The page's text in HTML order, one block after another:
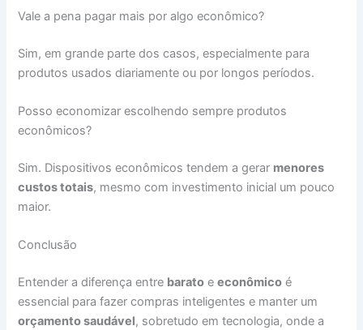
Vale a pena pagar mais por algo econômico?
Sim, em grande parte dos casos, especialmente para
produtos usados diariamente ou por longos períodos.
Posso economizar escolhendo sempre produtos
econômicos?
Sim. Dispositivos econômicos tendem a gerar menores
custos totais, mesmo com investimento inicial um pouco
maior.
Conclusão
Entender a diferença entre barato eeconômico é
essencial para fazer compras inteligentes e manter um
orçamento saudável, sobretudo em tecnologia, onde a